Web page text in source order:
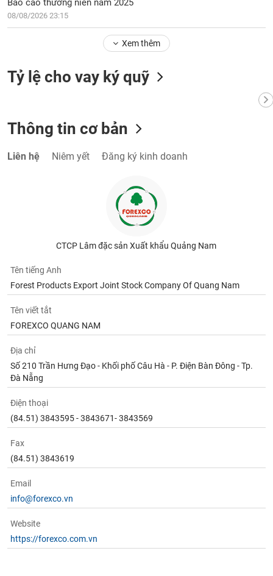
Báo cáo thường niên năm 2025
08/08/2026 23:15
Xem thêm
Tỷ lệ cho vay ký quỹ
Thông tin cơ bản
Liên hệ Niêm yết Đăng ký kinh doanh
CTCP Lâm đặc sản Xuất khẩu Quảng Nam
Tên tiếng Anh
Forest Products Export Joint Stock Company Of Quang Nam
Tên viết tắt
FOREXCO QUANG NAM
Địa chỉ
Số 210 Trần Hưng Đạo - Khối phố Câu Hà - P. Điện Bàn Đông - Tp.
Đà Nẵng
Điện thoại
(84.51) 3843595 - 3843671- 3843569
Fax
(84.51) 3843619
Email
info@forexco.vn
Website
https://forexco.com.vn